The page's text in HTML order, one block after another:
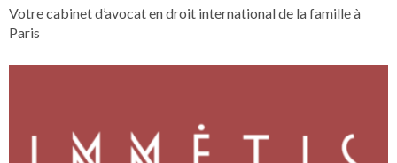
Votre cabinet d’avocat en droit international de la famille à
Paris